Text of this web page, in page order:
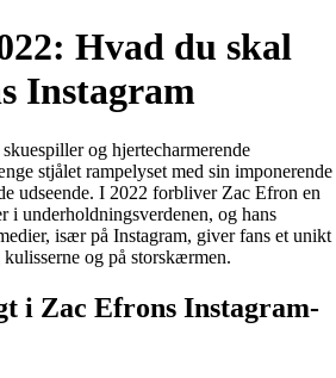
Hvad du skal
Instagram
og hjertecharmerende
stjålet rampelyset med sin imponerende
udseende. I 2022 forbliver Zac Efron en
i underholdningsverdenen, og hans
især på Instagram, giver fans et unikt
og på storskærmen.
i Zac Efrons Instagram-